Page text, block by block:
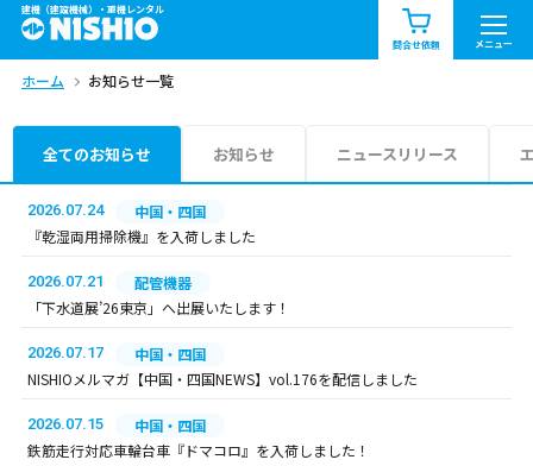
建機（建設機械）・重機レンタル
問合せ依頼 メニュー
商品一覧 お知らせ一覧
問合せ依頼リスト
エリア情報を見る
ホーム お知らせ一覧
全てのお知らせ お知らせ ニュースリリース
2026.07.24
中国・四国
『乾湿両用掃除機』を入荷しました
2026.07.21
配管機器
「下水道展’26東京」へ出展いたします！
2026.07.17
中国・四国
NISHIOメルマガ【中国・四国NEWS】vol.176を配信しました
2026.07.15
中国・四国
鉄筋走行対応車輪台車『ドマコロ』を入荷しました！